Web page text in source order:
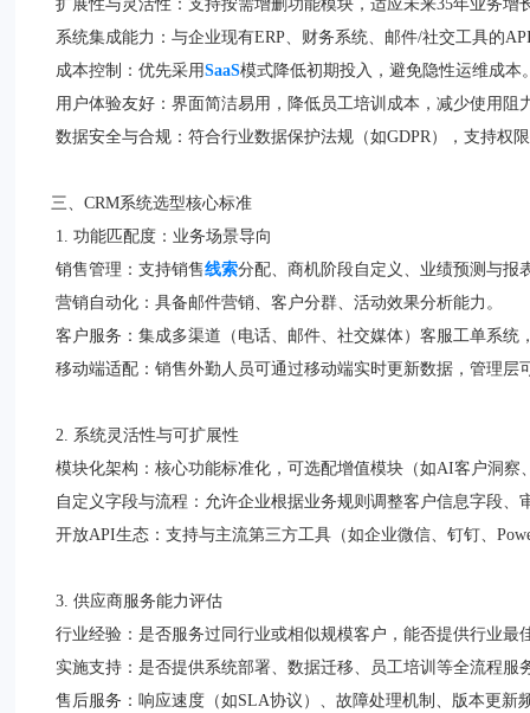
扩展性与灵活性：支持按需增删功能模块，适应未来35年业务
系统集成能力：与企业现有ERP、财务系统、邮件/社交工具的
成本控制：优先采用SaaS模式降低初期投入，避免隐性运维成
用户体验友好：界面简洁易用，降低员工培训成本，减少使用
数据安全与合规：符合行业数据保护法规（如GDPR），支持权
三、CRM系统选型核心标准
1. 功能匹配度：业务场景导向
销售管理：支持销售线索分配、商机阶段自定义、业绩预测与
营销自动化：具备邮件营销、客户分群、活动效果分析能力。
客户服务：集成多渠道（电话、邮件、社交媒体）客服工单系
移动端适配：销售外勤人员可通过移动端实时更新数据，管理
2. 系统灵活性与可扩展性
模块化架构：核心功能标准化，可选配增值模块（如AI客户洞
自定义字段与流程：允许企业根据业务规则调整客户信息字段
开放API生态：支持与主流第三方工具（如企业微信、钉钉、
3. 供应商服务能力评估
行业经验：是否服务过同行业或相似规模客户，能否提供行业
实施支持：是否提供系统部署、数据迁移、员工培训等全流程
售后服务：响应速度（如SLA协议）、故障处理机制、版本更